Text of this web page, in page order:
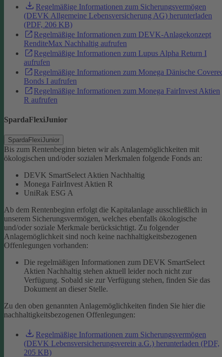
Regelmäßige Informationen zum Sicherungsvermögen
(DEVK Allgemeine Lebensversicherung AG) herunterladen
(PDF, 206 KB)
Regelmäßige Informationen zum DEVK-Anlagekonzept
RenditeMax Nachhaltig aufrufen
Regelmäßige Informationen zum Lupus Alpha Return I
aufrufen
Regelmäßige Informationen zum Monega Dänische
Bonds I aufrufen
Regelmäßige Informationen zum Monega FairInvest Aktien
R aufrufen
SpardaFlexiJunior
SpardaFlexiJunior
Bis zum Rentenbeginn bieten wir als Anlagemöglichkeiten mit
ökologischen und/oder sozialen Merkmalen folgende Fonds an:
DEVK SmartSelect Aktien Nachhaltig
Monega FairInvest Aktien R
UniRak ESG A
Ab dem Rentenbeginn erfolgt die Kapitalanlage ausschließlich in
unserem Sicherungsvermögen, welches ebenfalls ökologische
und/oder soziale Merkmale berücksichtigt. Zu folgender
Anlagemöglichkeit sind noch keine nachhaltigkeitsbezogenen
Offenlegungen vorhanden:
Die regelmäßigen Informationen zum DEVK SmartSelect
Aktien Nachhaltig stehen aktuell leider noch nicht zur
Verfügung. Sobald sie zur Verfügung stehen, finden Sie das
Dokument an dieser Stelle.
Zu den oben genannten Anlagemöglichkeiten finden Sie hier die
nachhaltigkeitsbezogenen Offenlegungen:
Regelmäßige Informationen zum Sicherungsvermögen
(DEVK Lebensversicherungsverein a.G.) herunterladen (PDF,
205 KB)